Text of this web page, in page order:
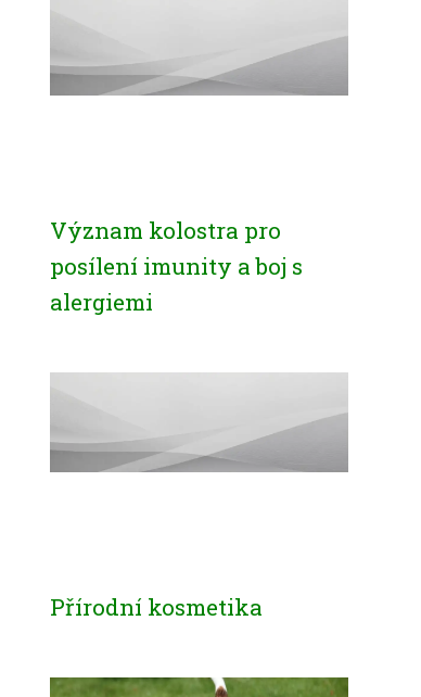
Význam kolostra pro
posílení imunity a boj s
alergiemi
Přírodní kosmetika